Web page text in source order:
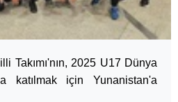
Takımı'nın, 2025 U17 Dünya
katılmak için Yunanistan'a